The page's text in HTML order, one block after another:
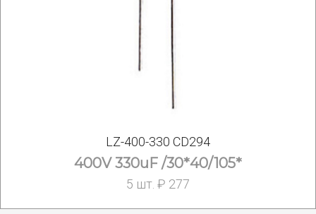
LZ-400-330 CD294
400V 330uF /30*40/105*
5 шт. ₽ 277